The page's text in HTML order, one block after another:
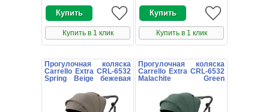
Купить в 1 клик Купить в 1 клик
Прогулочная коляска
Carrello Extra CRL-6532
Spring Beige бежевая
Прогулочная коляска
Carrello Extra CRL-6532
Malachite Green